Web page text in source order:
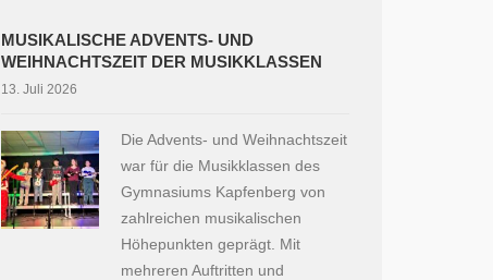
MUSIKALISCHE ADVENTS- UND
WEIHNACHTSZEIT DER MUSIKKLASSEN
13. Juli 2026
Die Advents- und Weihnachtszeit
war für die Musikklassen des
Gymnasiums Kapfenberg von
zahlreichen musikalischen
Höhepunkten geprägt. Mit
mehreren Auftritten und